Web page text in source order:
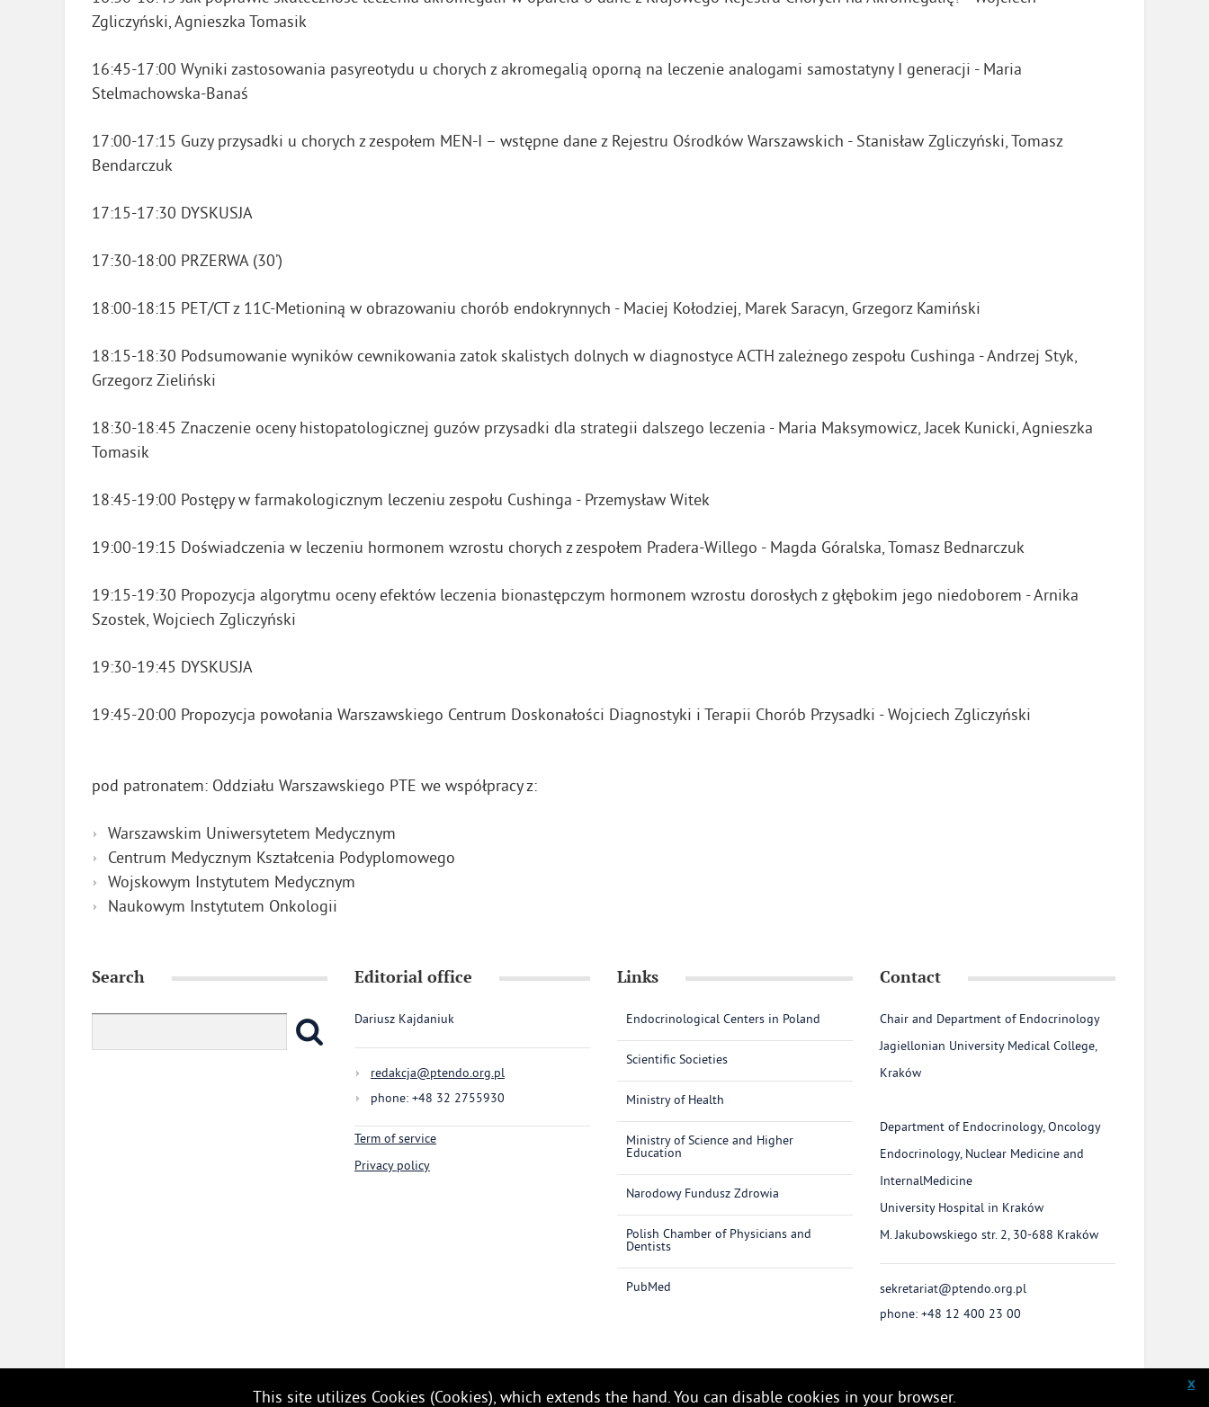
Zgliczyński, Agnieszka Tomasik
16:45-17:00 Wyniki zastosowania pasyreotydu u chorych z akromegalią oporną na leczenie analogami samostatyny I generacji - Maria
Stelmachowska-Banaś
17:00-17:15 Guzy przysadki u chorych z zespołem MEN-I – wstępne dane z Rejestru Ośrodków Warszawskich - Stanisław Zgliczyński, Tomasz
Bendarczuk
17:15-17:30 DYSKUSJA
17:30-18:00 PRZERWA (30’)
18:00-18:15 PET/CT z 11C-Metioniną w obrazowaniu chorób endokrynnych - Maciej Kołodziej, Marek Saracyn, Grzegorz Kamiński
18:15-18:30 Podsumowanie wyników cewnikowania zatok skalistych dolnych w diagnostyce ACTH zależnego zespołu Cushinga - Andrzej Styk,
Grzegorz Zieliński
18:30-18:45 Znaczenie oceny histopatologicznej guzów przysadki dla strategii dalszego leczenia - Maria Maksymowicz, Jacek Kunicki, Agnieszka
Tomasik
18:45-19:00 Postępy w farmakologicznym leczeniu zespołu Cushinga - Przemysław Witek
19:00-19:15 Doświadczenia w leczeniu hormonem wzrostu chorych z zespołem Pradera-Willego - Magda Góralska, Tomasz Bednarczuk
19:15-19:30 Propozycja algorytmu oceny efektów leczenia bionastępczym hormonem wzrostu dorosłych z głębokim jego niedoborem - Arnika
Szostek, Wojciech Zgliczyński
19:30-19:45 DYSKUSJA
19:45-20:00 Propozycja powołania Warszawskiego Centrum Doskonałości Diagnostyki i Terapii Chorób Przysadki - Wojciech Zgliczyński
pod patronatem: Oddziału Warszawskiego PTE we współpracy z:
Warszawskim Uniwersytetem Medycznym
Centrum Medycznym Kształcenia Podyplomowego
Wojskowym Instytutem Medycznym
Naukowym Instytutem Onkologii
Search Editorial office
Dariusz Kajdaniuk
redakcja@ptendo.org.pl
phone: +48 32 2755930
Term of service
Privacy policy
Links
Endocrinological Centers in Poland
Scientific Societies
Ministry of Health
Ministry of Science and Higher
Education
Narodowy Fundusz Zdrowia
Polish Chamber of Physicians and
Dentists
PubMed
Contact
Chair and Department of Endocrinology
Jagiellonian University Medical College,
Kraków
Department of Endocrinology, Oncology
Endocrinology, Nuclear Medicine and
InternalMedicine
University Hospital in Kraków
M. Jakubowskiego str. 2, 30-688 Kraków
sekretariat@ptendo.org.pl
phone: +48 12 400 23 00
x
This site utilizes Cookies (Cookies), which extends the hand. You can disable cookies in your browser.